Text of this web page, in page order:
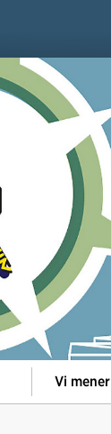
Vi mener